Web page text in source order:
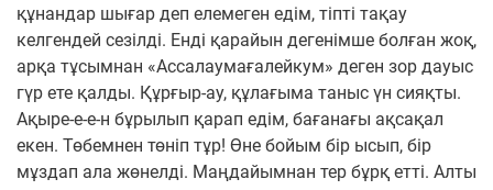
құнандар шығар деп елемеген едім, тіпті тақау
келгендей сезілді. Енді қарайын дегенімше болған жоқ,
арқа тұсымнан «Ассалаумағалейкум» деген зор дауыс
гүр ете қалды. Құрғыр-ау, құлағыма таныс үн сияқты.
Ақыре-е-е-н бұрылып қарап едім, бағанағы ақсақал
екен. Төбемнен төніп тұр! Өне бойым бір ысып, бір
мұздап ала жөнелді. Маңдайымнан тер бұрқ етті. Алты